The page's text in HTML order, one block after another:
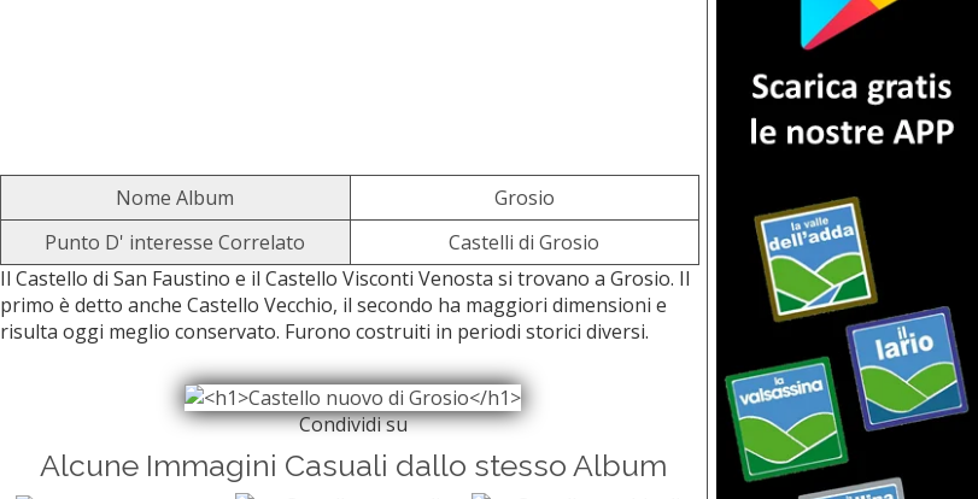
Nome Album
Grosio
Punto D' interesse Correlato
Castelli di Grosio
Il Castello di San Faustino e il Castello Visconti Venosta si trovano a Grosio. Il
primo è detto anche Castello Vecchio, il secondo ha maggiori dimensioni e
risulta oggi meglio conservato. Furono costruiti in periodi storici diversi.
Condividi su
Alcune Immagini Casuali dallo stesso Album